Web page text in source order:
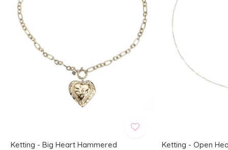
Ketting - Big Heart Hammered
Ketting - Open